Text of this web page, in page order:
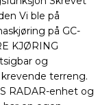
Vi ble på
på GC-
KJØRING
og
terreng.
RADAR-enhet og